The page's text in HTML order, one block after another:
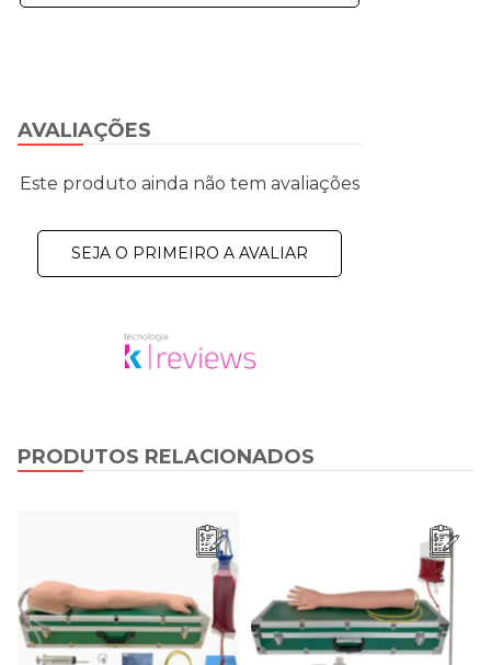
AVALIAÇÕES
Este produto ainda não tem avaliações
SEJA O PRIMEIRO A AVALIAR
PRODUTOS RELACIONADOS